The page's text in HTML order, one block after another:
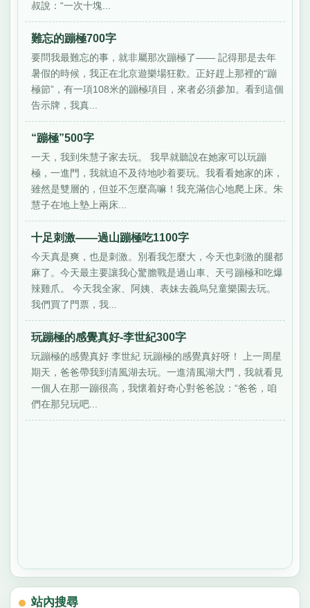
叔說：“一次十塊...
難忘的蹦極700字
要問我最難忘的事，就非屬那次蹦極了—— 記得那是去年
暑假的時候，我正在北京遊樂場狂歡。正好趕上那裡的“蹦
極節”，有一項108米的蹦極項目，來者必須參加。看到這個
告示牌，我真...
“蹦極”500字
一天，我到朱慧子家去玩。 我早就聽說在她家可以玩蹦
極，一進門，我就迫不及待地吵着要玩。我看看她家的床，
雖然是雙層的，但並不怎麼高嘛！我充滿信心地爬上床。朱
慧子在地上墊上兩床...
十足刺激——過山蹦極吃1100字
今天真是爽，也是刺激。別看我怎麼大，今天也刺激的腿都
麻了。今天最主要讓我心驚膽戰是過山車、天弓蹦極和吃爆
辣雞爪。 今天我全家、阿姨、表妹去義烏兒童樂園去玩。
我們買了門票，我...
玩蹦極的感覺真好-李世紀300字
玩蹦極的感覺真好 李世紀 玩蹦極的感覺真好呀！ 上一周星
期天，爸爸帶我到清風湖去玩。一進清風湖大門，我就看見
一個人在那一蹦很高，我懷着好奇心對爸爸說：“爸爸，咱
們在那兒玩吧...
站內搜尋